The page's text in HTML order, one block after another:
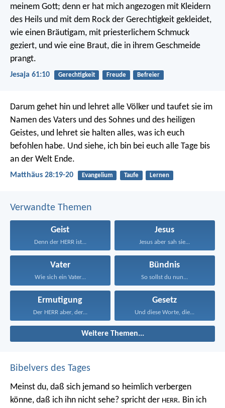
meinem Gott; denn er hat mich angezogen mit Kleidern
des Heils und mit dem Rock der Gerechtigkeit gekleidet,
wie einen Bräutigam, mit priesterlichem Schmuck
geziert, und wie eine Braut, die in ihrem Geschmeide
prangt.
Jesaja 61:10 Gerechtigkeit Freude Befreier
Darum gehet hin und lehret alle Völker und taufet sie im
Namen des Vaters und des Sohnes und des heiligen
Geistes, und lehret sie halten alles, was ich euch
befohlen habe. Und siehe, ich bin bei euch alle Tage bis
an der Welt Ende.
Matthäus 28:19-20 Evangelium Taufe Lernen
Verwandte Themen
Geist
Denn der HERR ist...
Jesus
Jesus aber sah sie...
Vater
Wie sich ein Vater...
Bündnis
So sollst du nun...
Ermutigung
Der HERR aber, der...
Gesetz
Und diese Worte, die...
Weitere Themen...
Bibelvers des Tages
Meinst du, daß sich jemand so heimlich verbergen
könne, daß ich ihn nicht sehe? spricht der HERR. Bin ich